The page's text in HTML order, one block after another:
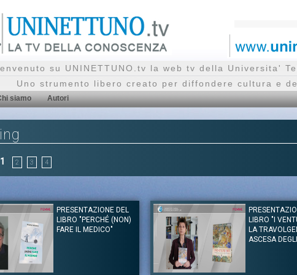
su UNINETTUNO.tv la web tv della Universita'
Uno strumento libero creato per diffondere cultura e
siamo Autori
1 2 3 4
PRESENTAZIONE DEL
LIBRO "PERCHÉ (NON)
FARE IL MEDICO"
LIBRO "I
LA
ASCESA